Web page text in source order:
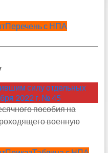
Перечень с НПА
силу отдельных
2022 г. № 45
пособия на
военную